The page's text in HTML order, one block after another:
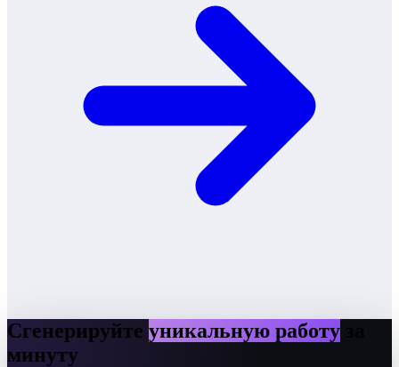
Сгенерируйте уникальную работу
минуту